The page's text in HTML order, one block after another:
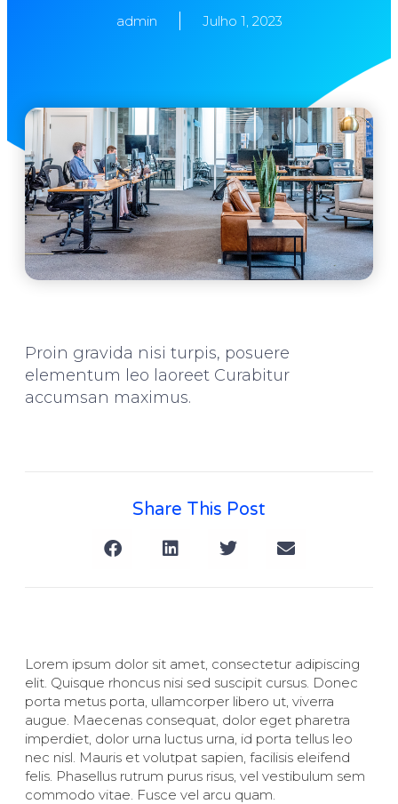
admin Julho 1, 2023
Proin gravida nisi turpis, posuere
elementum leo laoreet Curabitur
accumsan maximus.
Share This Post
Lorem ipsum dolor sit amet, consectetur adipiscing
elit. Quisque rhoncus nisi sed suscipit cursus. Donec
porta metus porta, ullamcorper libero ut, viverra
augue. Maecenas consequat, dolor eget pharetra
imperdiet, dolor urna luctus urna, id porta tellus leo
nec nisl. Mauris et volutpat sapien, facilisis eleifend
felis. Phasellus rutrum purus risus, vel vestibulum sem
commodo vitae. Fusce vel arcu quam.